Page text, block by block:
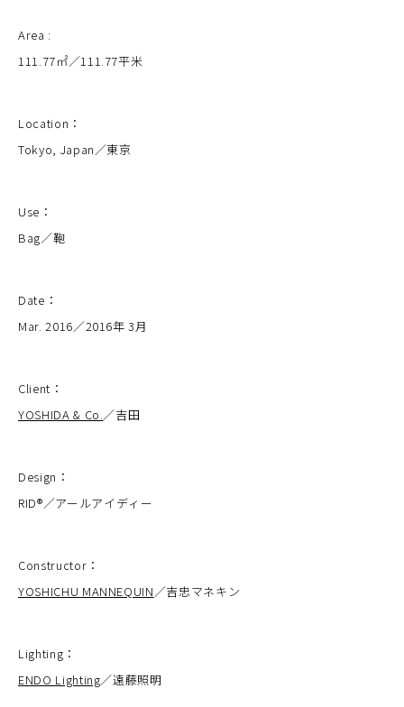
Area :
111.77㎡／111.77平米
Location：
Tokyo, Japan／東京
Use：
Bag／鞄
Date：
Mar. 2016／2016年 3月
Client：
YOSHIDA & Co.／吉田
Design：
RID®︎／アールアイディー
Constructor：
YOSHICHU MANNEQUIN／吉忠マネキン
Lighting：
ENDO Lighting／遠藤照明